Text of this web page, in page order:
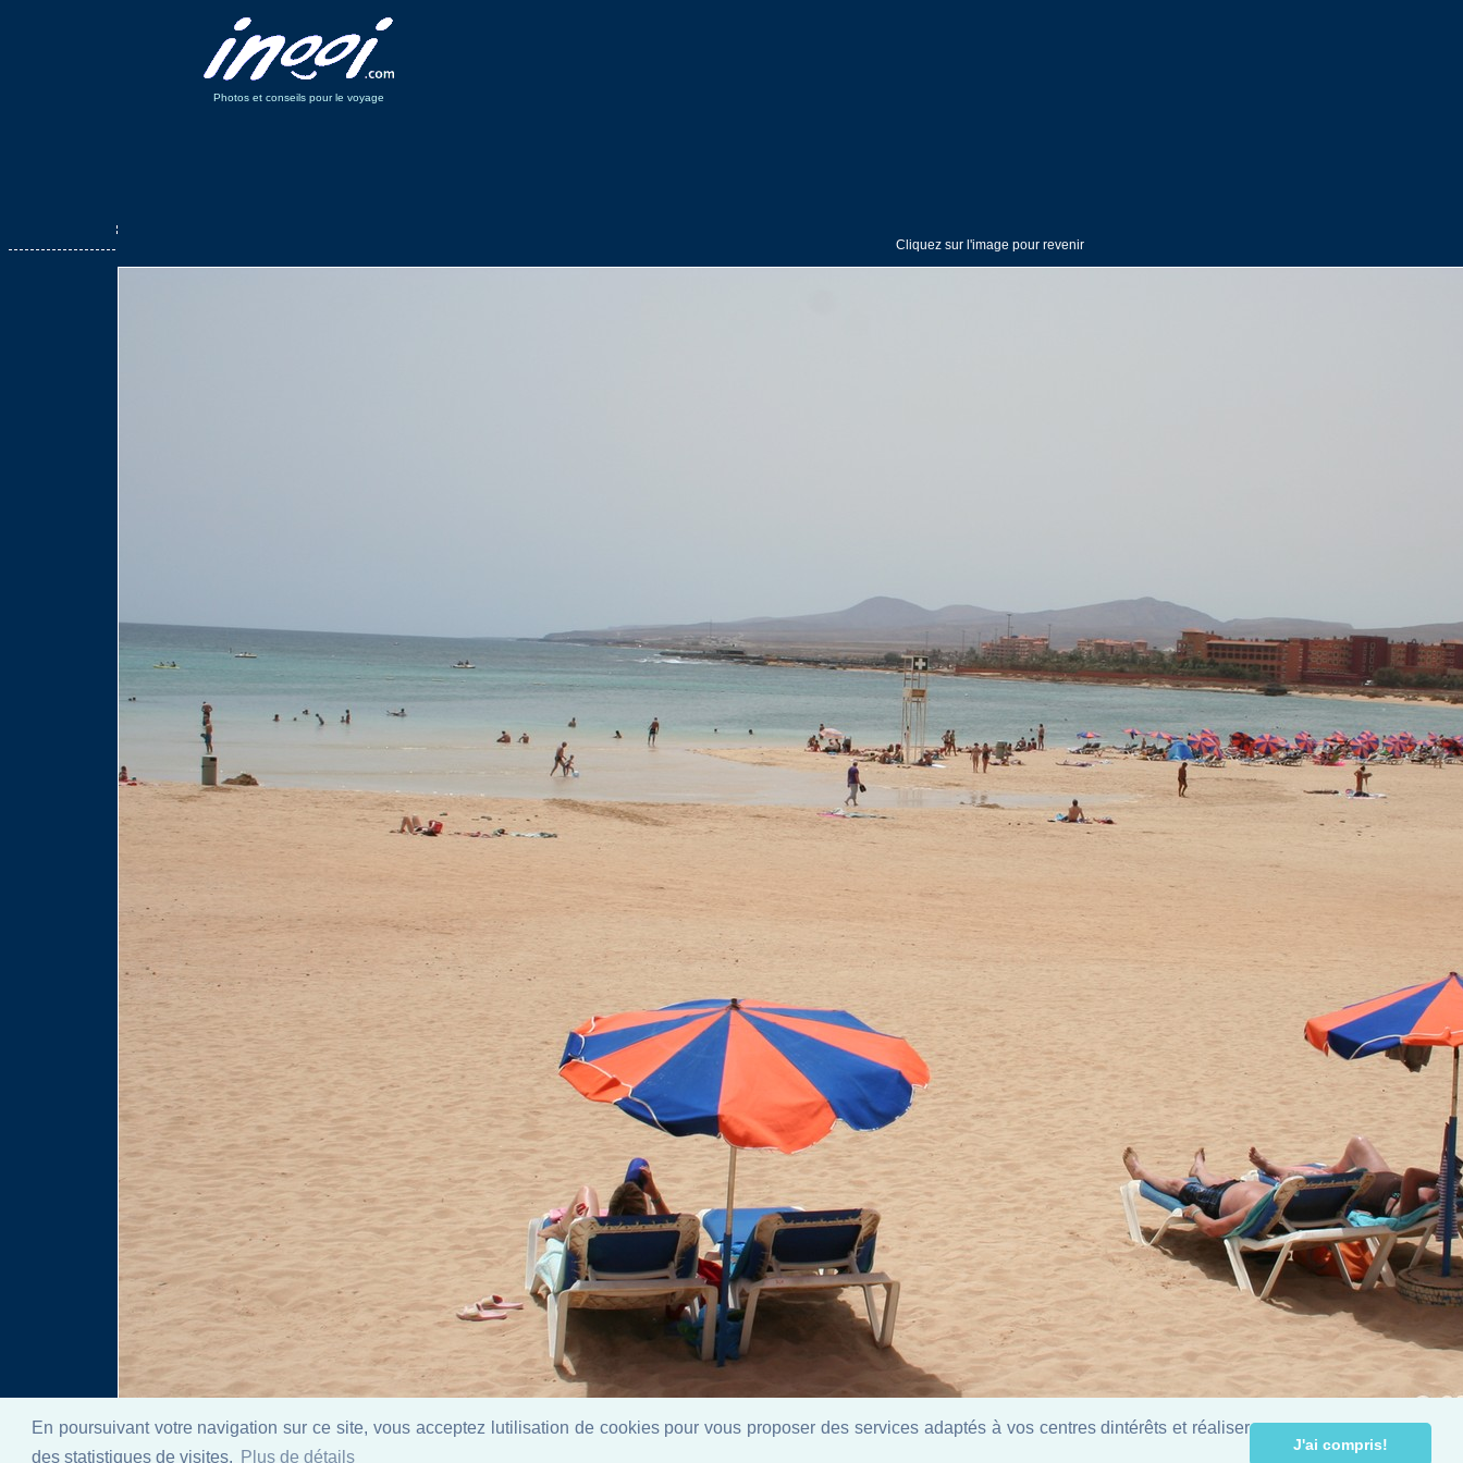
En poursuivant votre navigation sur ce site, vous acceptez lutilisation de cookies pour vous proposer des services adaptés à vos centres dintérêts et réaliser
des statistiques de visites.
Plus de détails
J'ai compris!
Photos et conseils pour le voyage
Cliquez sur l'image pour revenir